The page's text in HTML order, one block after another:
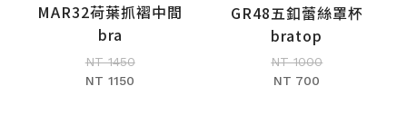
加入購物車
MAR32荷葉抓褶中間
bra
NT 1450
NT 1150
加入購物車
GR48五釦蕾絲罩杯
bratop
NT 1000
NT 700